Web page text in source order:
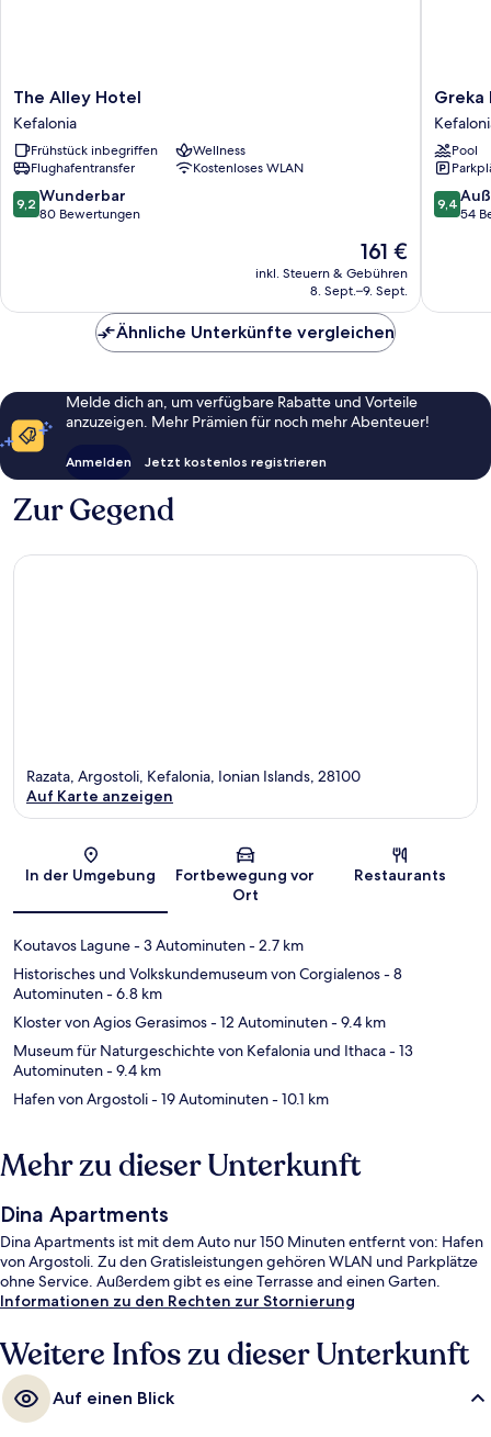
The
Alley
Hotel
Kefalonia
The Alley Hotel
Kefalonia
Frühstück inbegriffen
Wellness
Flughafentransfer
Kostenloses WLAN
9.2
von
9,2 Wunderbar
80 Bewertungen
Der
Preis
beträgt
161 €
inkl. Steuern & Gebühren
8. Sept.–9. Sept.
Greka
Ionian
Suites
and
Villa
Greka
Pool
9.4
von
9,4
54
Ähnliche Unterkünfte vergleichen
Melde dich an, um verfügbare Rabatte und Vorteile
anzuzeigen. Mehr Prämien für noch mehr Abenteuer!
Anmelden Jetzt kostenlos registrieren
Zur Gegend
Karte
Razata, Argostoli, Kefalonia, Ionian Islands, 28100
Auf Karte anzeigen
In der Umgebung
Fortbewegung vor
Ort
Restaurants
Koutavos Lagune- 3 Autominuten- 2.7 km
Historisches und Volkskundemuseum von Corgialenos- 8
Autominuten- 6.8 km
Kloster von Agios Gerasimos- 12 Autominuten- 9.4 km
Museum für Naturgeschichte von Kefalonia und Ithaca- 13
Autominuten- 9.4 km
Hafen von Argostoli- 19 Autominuten- 10.1 km
Mehr zu dieser Unterkunft
Dina Apartments
Dina Apartments ist mit dem Auto nur 150 Minuten entfernt von: Hafen
von Argostoli. Zu den Gratisleistungen gehören WLAN und Parkplätze
ohne Service. Außerdem gibt es eine Terrasse and einen Garten.
Informationen zu den Rechten zur Stornierung
Weitere Infos zu dieser Unterkunft
Auf einen Blick